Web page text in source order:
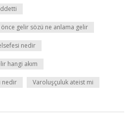
gelir sözü ne anlama gelir
nedir
hangi akım
nedir Varoluşçuluk ateist mi